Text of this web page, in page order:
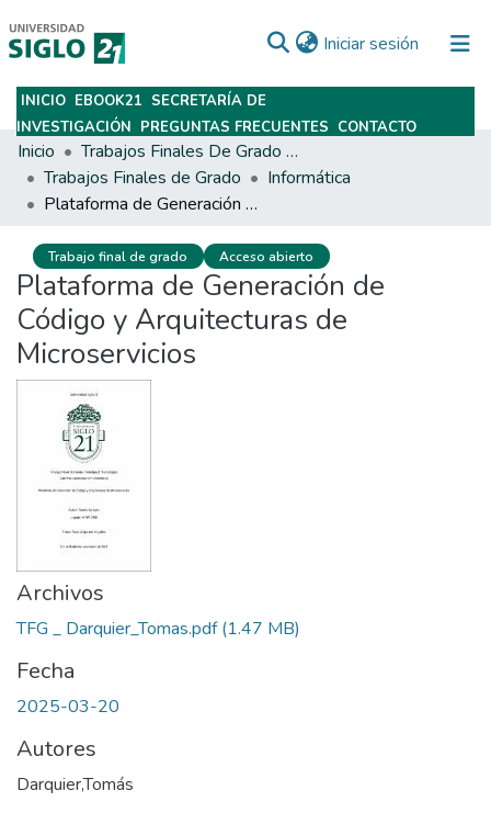
Iniciar sesión (current)
Subir
INICIO EBOOK21 SECRETARÍA DE
INVESTIGACIÓN PREGUNTAS FRECUENTES CONTACTO
Inicio
Trabajos Finales De Grado Y Posgrado
Trabajos Finales de Grado
Informática
Plataforma de Generación de Código y Arquitecturas de Microservicios
Trabajo final de grado Acceso abierto
Plataforma de Generación de
Código y Arquitecturas de
Microservicios
Archivos
TFG _ Darquier_Tomas.pdf(1.47 MB)
Fecha
2025-03-20
Autores
Darquier,Tomás